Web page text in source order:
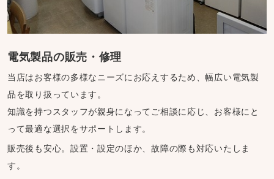
電気製品の販売・修理
当店はお客様の多様なニーズにお応えするため、幅広い電気製
品を取り扱っています。
知識を持つスタッフが親身になってご相談に応じ、お客様にと
って最適な選択をサポートします。
販売後も安心。設置・設定のほか、故障の際も対応いたしま
す。